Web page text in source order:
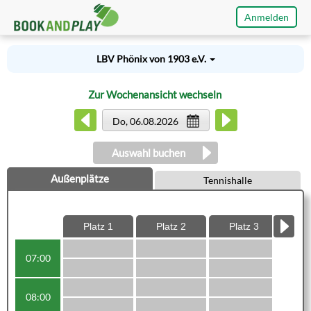
Anmelden
LBV Phönix von 1903 e.V.
Zur Wochenansicht wechseln
Do, 06.08.2026
Auswahl buchen
Außenplätze Tennishalle
07:00
08:00
Platz 1 Platz 2 Platz 3